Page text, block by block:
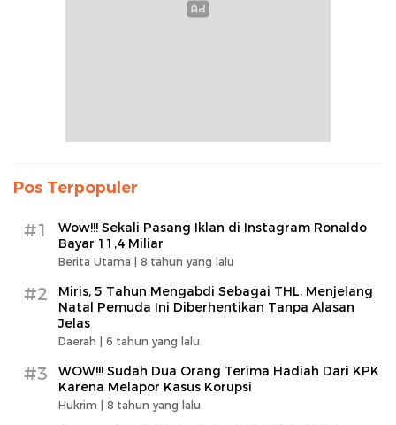
Pos Terpopuler
#1
Wow!!! Sekali Pasang Iklan di Instagram Ronaldo
Bayar 11,4 Miliar
Berita Utama | 8 tahun yang lalu
#2
Miris, 5 Tahun Mengabdi Sebagai THL, Menjelang
Natal Pemuda Ini Diberhentikan Tanpa Alasan
Jelas
Daerah | 6 tahun yang lalu
#3
WOW!!! Sudah Dua Orang Terima Hadiah Dari KPK
Karena Melapor Kasus Korupsi
Hukrim | 8 tahun yang lalu